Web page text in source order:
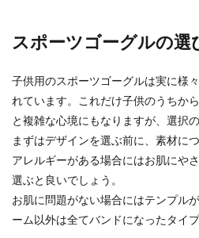
スポーツゴーグルの選
子供用のスポーツゴーグルは実に様
れています。これだけ子供のうちか
と複雑な心境にもなりますが、選択
まずはデザインを選ぶ前に、素材に
アレルギーがある場合にはお肌にや
選ぶと良いでしょう。
お肌に問題がない場合にはテンプル
ーム以外は全てバンドになったタイプ